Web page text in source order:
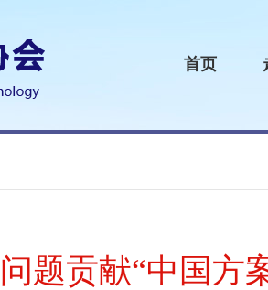
首页
题贡献“中国方